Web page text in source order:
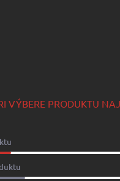
VÝBERE PRODUKTU